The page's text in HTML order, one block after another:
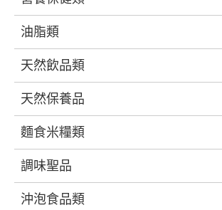
油脂類
天然飲品類
天然保養品
麵食米糧類
調味聖品
沖泡食品類